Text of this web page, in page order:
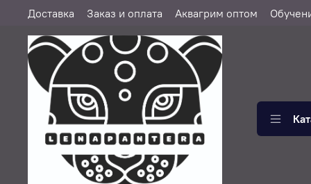
Доставка Заказ и оплата Аквагрим оптом